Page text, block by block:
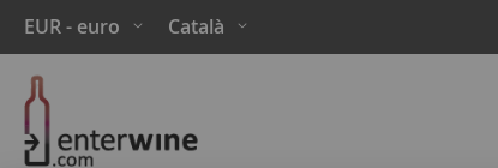
Skip
to
Content
Moneda
EUR - euro Language
Català